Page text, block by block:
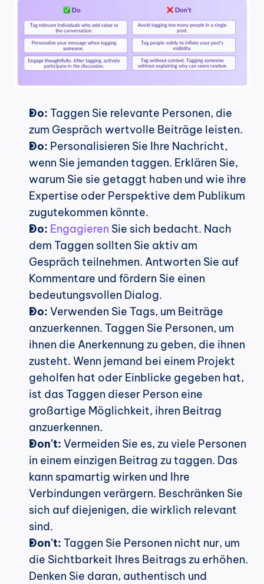
Do: Taggen Sie relevante Personen, die
zum Gespräch wertvolle Beiträge leisten.
Do: Personalisieren Sie Ihre Nachricht,
wenn Sie jemanden taggen. Erklären Sie,
warum Sie sie getaggt haben und wie ihre
Expertise oder Perspektive dem Publikum
zugutekommen könnte.
Do: Engagieren Sie sich bedacht. Nach
dem Taggen sollten Sie aktiv am
Gespräch teilnehmen. Antworten Sie auf
Kommentare und fördern Sie einen
bedeutungsvollen Dialog.
Do: Verwenden Sie Tags, um Beiträge
anzuerkennen. Taggen Sie Personen, um
ihnen die Anerkennung zu geben, die ihnen
zusteht. Wenn jemand bei einem Projekt
geholfen hat oder Einblicke gegeben hat,
ist das Taggen dieser Person eine
großartige Möglichkeit, ihren Beitrag
anzuerkennen.
Don't: Vermeiden Sie es, zu viele Personen
in einem einzigen Beitrag zu taggen. Das
kann spamartig wirken und Ihre
Verbindungen verärgern. Beschränken Sie
sich auf diejenigen, die wirklich relevant
sind.
Don't: Taggen Sie Personen nicht nur, um
die Sichtbarkeit Ihres Beitrags zu erhöhen.
Denken Sie daran, authentisch und